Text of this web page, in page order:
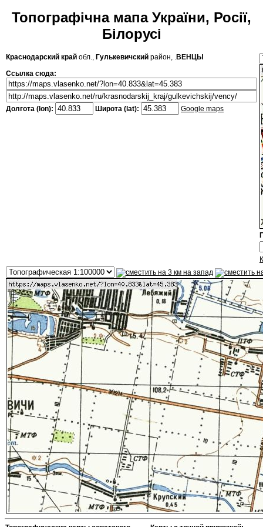
Топографічна мапа України, Росії,
Білорусі
Краснодарский край обл., Гулькевичский район, .ВЕНЦЫ
Ссылка сюда:
Долгота (lon): Широта (lat): Google maps